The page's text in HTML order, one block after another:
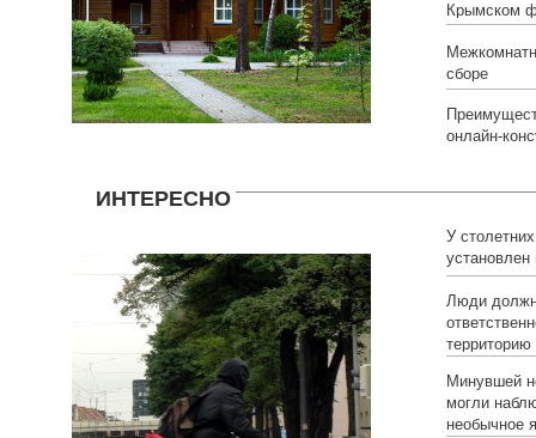
Крымском
сборе
онлайн-
ИНТЕРЕСНО
У
Люди
территорию
Минувшей
могли
необычное